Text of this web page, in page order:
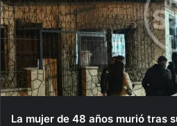
La mujer de 48 años murió tras